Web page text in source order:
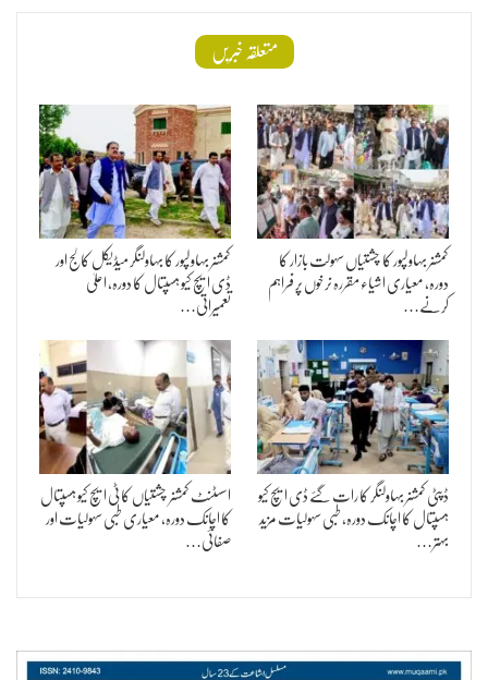
متعلقہ خبریں
کمشنر بہاولپور کا چشتیاں سہولت بازار کا
دورہ، معیاری اشیاء مقررہ نرخوں پر فراہم
کرنے…
کمشنر بہاولپور کا بہاولنگر میڈیکل کالج اور
ڈی ایچ کیو ہسپتال کا دورہ، اعلیٰ
تعمیراتی…
ڈپٹی کمشنر بہاولنگر کا رات گئے ڈی ایچ کیو
ہسپتال کا اچانک دورہ، طبی سہولیات مزید
بہتر…
اسسٹنٹ کمشنر چشتیاں کا ٹی ایچ کیو ہسپتال
کا اچانک دورہ، معیاری طبی سہولیات اور
صفائی…